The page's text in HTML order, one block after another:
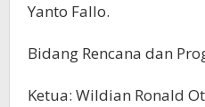
Yanto Fallo.
Bidang Rencana dan
Ketua: Wildian Ronald